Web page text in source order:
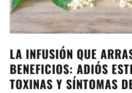
LA INFUSIÓN QUE
BENEFICIOS: ADIÓS
TOXINAS Y SÍNTOMAS